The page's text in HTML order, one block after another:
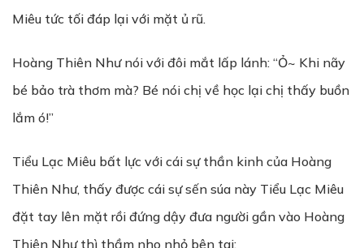
Miêu tức tối đáp lại với mặt ủ rũ.
Hoàng Thiên Như nói với đôi mắt lấp lánh: “Ỏ~ Khi nãy
bé bảo trà thơm mà? Bé nói chị về học lại chị thấy buồn
lắm ó!”
Tiểu Lạc Miêu bất lực với cái sự thần kinh của Hoàng
Thiên Như, thấy được cái sự sến súa này Tiểu Lạc Miêu
đặt tay lên mặt rồi đứng dậy đưa người gần vào Hoàng
Thiên Như thì thầm nho nhỏ bên tai: